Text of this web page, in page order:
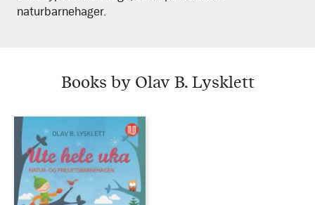
naturbarnehager.
Books by Olav B. Lysklett